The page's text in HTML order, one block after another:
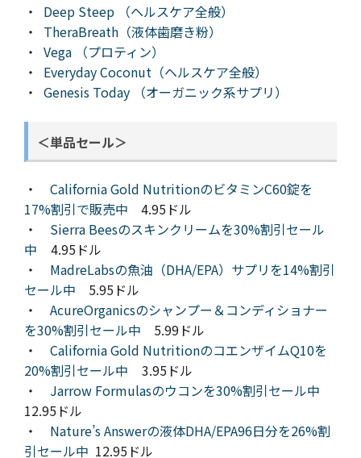
・ Deep Steep （ヘルスケア全般）
・ TheraBreath（液体歯磨き粉）
・ Vega （プロティン）
・ Everyday Coconut（ヘルスケア全般）
・ Genesis Today （オーガニック系サプリ）
＜単品セール＞
・ California Gold NutritionのビタミンC60錠を
17%割引で販売中
4.95ドル
・ Sierra Beesのスキンクリームを30%割引セール
中
4.95ドル
・ MadreLabsの魚油（DHA/EPA）サプリを14%割引
セール中 5.95ドル
・ AcureOrganicsのシャンプー＆コンディショナー
を30%割引セール中 5.99ドル
・ California Gold NutritionのコエンザイムQ10を
20%割引セール中
3.95ドル
・ Jarrow Formulasのウコンを30%割引セール中
12.95ドル
・ Nature’s Answerの液体DHA/EPA96日分を26%割
引セール中 12.95ドル